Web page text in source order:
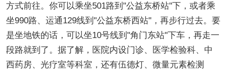
方式前往。你可以乘坐501路到"公益东桥站"下，或者乘
坐990路、运通129线到"公益东桥西站"，再步行过去。要
是坐地铁的话，可以坐10号线到"角门东站"下车，再走一
段路就到了。据了解，医院内设门诊、医学检验科、中
西药房、光疗室等科室，还有伍德灯、微量元素检测